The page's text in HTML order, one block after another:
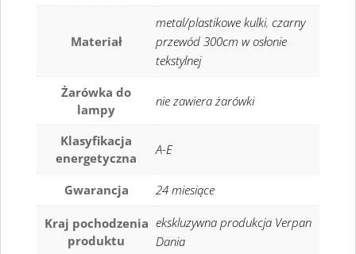
Materiał
metal/plastikowe kulki, czarny
przewód 300cm w osłonie
tekstylnej
Żarówka do
lampy
nie zawiera żarówki
Klasyfikacja
energetyczna
A-E
Gwarancja 24 miesiące
Kraj pochodzenia
produktu
ekskluzywna produkcja Verpan
Dania